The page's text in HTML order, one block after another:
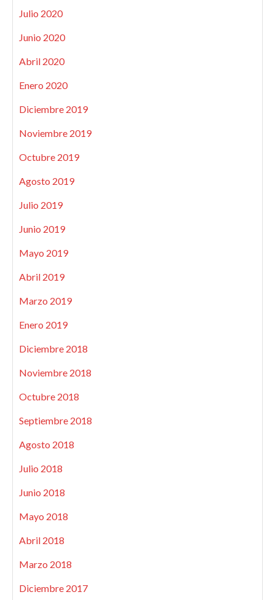
Julio 2020
Junio 2020
Abril 2020
Enero 2020
Diciembre 2019
Noviembre 2019
Octubre 2019
Agosto 2019
Julio 2019
Junio 2019
Mayo 2019
Abril 2019
Marzo 2019
Enero 2019
Diciembre 2018
Noviembre 2018
Octubre 2018
Septiembre 2018
Agosto 2018
Julio 2018
Junio 2018
Mayo 2018
Abril 2018
Marzo 2018
Diciembre 2017